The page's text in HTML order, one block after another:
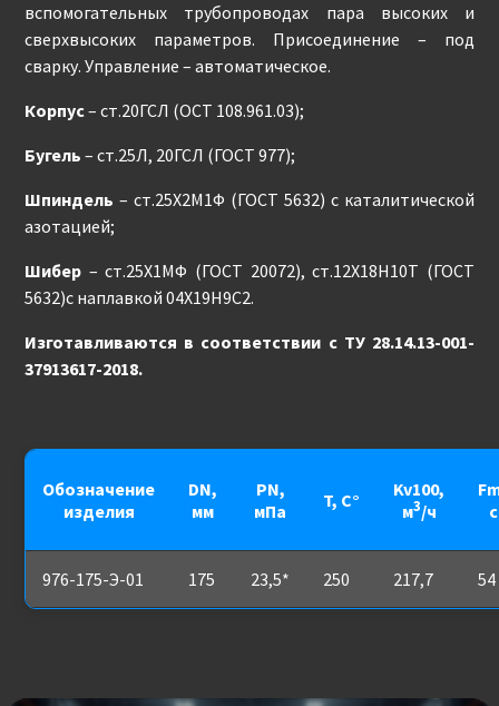
вспомогательных трубопроводах пара высоких и
сверхвысоких параметров. Присоединение – под
сварку. Управление – автоматическое.
Корпус– ст.20ГСЛ (ОСТ 108.961.03);
Бугель – ст.25Л, 20ГСЛ (ГОСТ 977);
Шпиндель – ст.25Х2М1Ф (ГОСТ 5632) с каталитической
азотацией;
Шибер – ст.25Х1МФ (ГОСТ 20072), ст.12Х18Н10Т (ГОСТ
5632)с наплавкой 04Х19Н9С2.
Изготавливаются в соответствии с ТУ 28.14.13-001-
37913617-2018.
Обозначение
изделия
DN,
мм
PN,
мПа
T, С°
Kv100,
м3/ч
976-175-Э-01 175 23,5* 250 217,7 54